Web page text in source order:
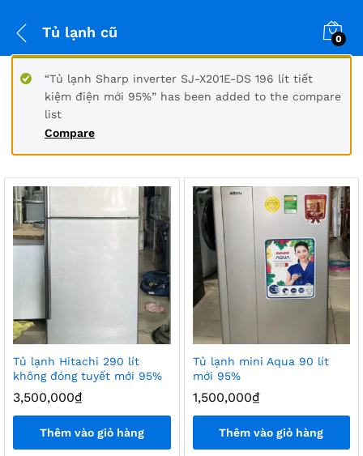
Tủ lạnh cũ 0
Compare
“Tủ lạnh Sharp inverter SJ-X201E-DS 196 lít tiết
kiệm điện mới 95%” has been added to the compare
list
Tủ lạnh Hitachi 290 lít
không đóng tuyết mới 95%
3,500,000₫
Thêm vào giỏ hàng
Tủ lạnh mini Aqua 90 lít
mới 95%
1,500,000₫
Thêm vào giỏ hàng